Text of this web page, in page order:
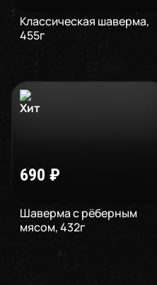
Классическая шаверма,
455г
690 ₽
Шаверма с рёберным
мясом,432г